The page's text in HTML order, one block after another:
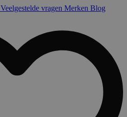
Veelgestelde vragen Merken Blog